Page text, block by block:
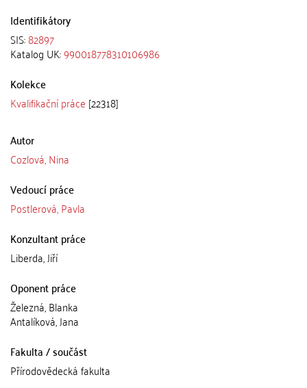
Identifikátory
SIS:82897
Katalog UK:990018778310106986
Kolekce
Kvalifikační práce [22318]
Autor
Cozlová, Nina
Vedoucí práce
Postlerová, Pavla
Konzultant práce
Liberda, Jiří
Oponent práce
Železná, Blanka
Antalíková, Jana
Fakulta / součást
Přírodovědecká fakulta